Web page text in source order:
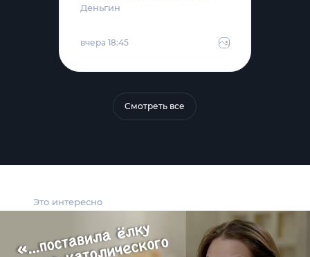
Это интересно
Деньгин
вчера 18:45
Смотреть все